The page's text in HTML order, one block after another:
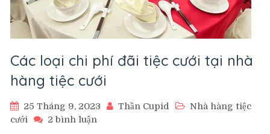
Các loại chi phí đãi tiệc cưới tại nhà
hàng tiệc cưới
25 Tháng 9, 2023 Thần Cupid
Nhà hàng tiệc
cưới
2 bình luận